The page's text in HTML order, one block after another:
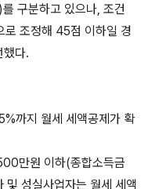
구분하고 있으나, 조건
조정해 45점 이하일 경
했다.
까지 월세 세액공제가 확
만원 이하(종합소득금
성실사업자는 월세 세액